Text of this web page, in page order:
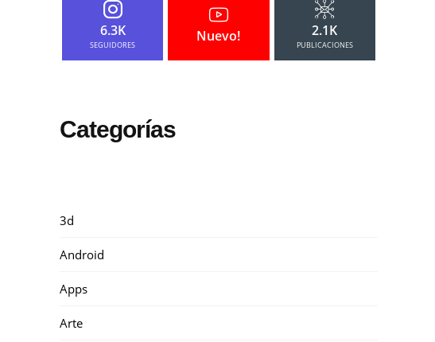
6.3K
SEGUIDORES
Nuevo! 2.1K
PUBLICACIONES
Categorías
3d
Android
Apps
Arte